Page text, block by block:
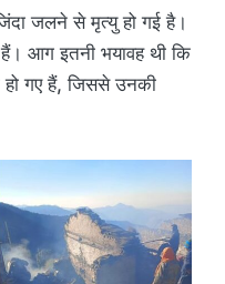
जलने से मृत्यु हो गई है।
आग इतनी भयावह थी कि
गए हैं, जिससे उनकी